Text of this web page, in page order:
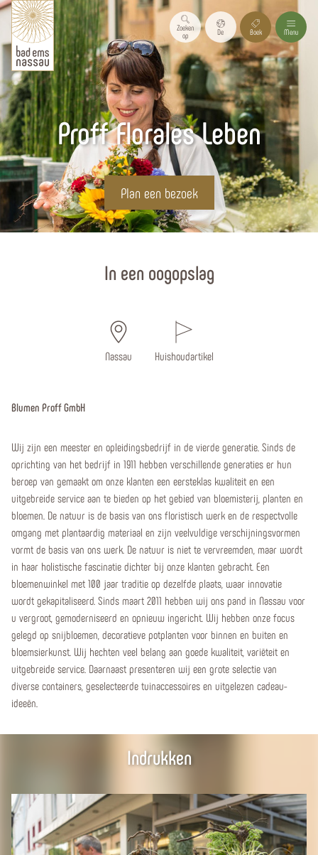
Zoeken
op
De Boek Menu
Proff Florales Leben
Plan een bezoek
In een oogopslag
Nassau Huishoudartikel
Blumen Proff GmbH
Wij zijn een meester en opleidingsbedrijf in de vierde generatie. Sinds de
oprichting van het bedrijf in 1911 hebben verschillende generaties er hun
beroep van gemaakt om onze klanten een eersteklas kwaliteit en een
uitgebreide service aan te bieden op het gebied van bloemisterij, planten en
bloemen. De natuur is de basis van ons floristisch werk en de respectvolle
omgang met plantaardig materiaal en zijn veelvuldige verschijningsvormen
vormt de basis van ons werk. De natuur is niet te vervreemden, maar wordt
in haar holistische fascinatie dichter bij onze klanten gebracht. Een
bloemenwinkel met 100 jaar traditie op dezelfde plaats, waar innovatie
wordt gekapitaliseerd. Sinds maart 2011 hebben wij ons pand in Nassau voor
u vergroot, gemoderniseerd en opnieuw ingericht. Wij hebben onze focus
gelegd op snijbloemen, decoratieve potplanten voor binnen en buiten en
bloemsierkunst. Wij hechten veel belang aan goede kwaliteit, variëteit en
uitgebreide service. Daarnaast presenteren wij een grote selectie van
diverse containers, geselecteerde tuinaccessoires en uitgelezen cadeau-
ideeën.
Indrukken